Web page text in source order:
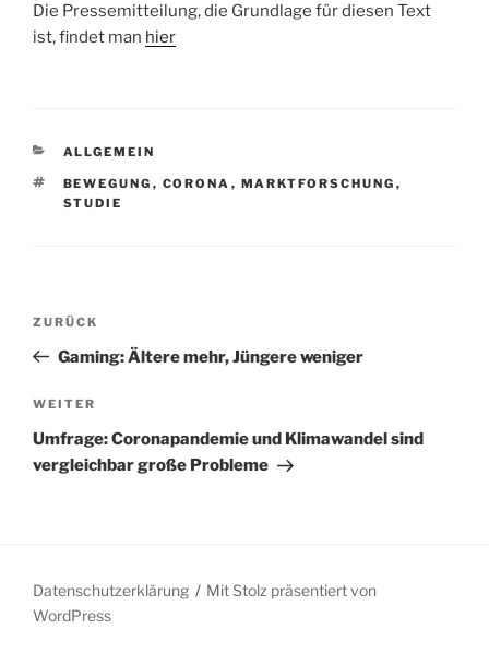
Die Pressemitteilung, die Grundlage für diesen Text
ist, findet man hier
KATEGORIEN
ALLGEMEIN
SCHLAGWÖRTER
BEWEGUNG , CORONA , MARKTFORSCHUNG ,
STUDIE
Beitragsnavigation
Vorheriger
Beitrag
ZURÜCK
Gaming: Ältere mehr, Jüngere weniger
Nächster
Beitrag
WEITER
Umfrage: Coronapandemie und Klimawandel sind
vergleichbar große Probleme
Datenschutzerklärung
Mit Stolz präsentiert von
WordPress